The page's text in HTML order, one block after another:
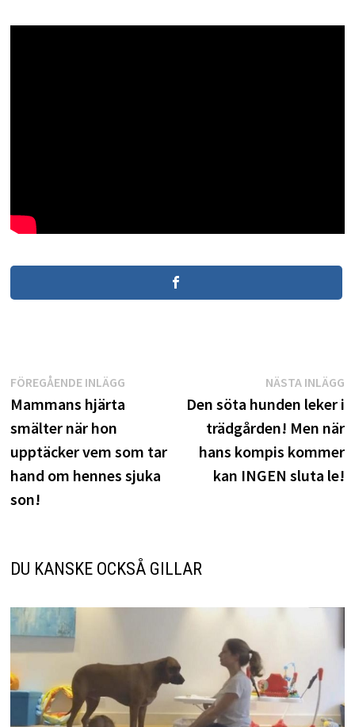
Inläggsnavigering
FÖREGÅENDE INLÄGGFöregående
inlägg:
Mammans hjärta
smälter när hon
upptäcker vem som tar
hand om hennes sjuka
son!
NÄSTA INLÄGG
Den söta hunden leker i
trädgården! Men när
hans kompis kommer
kan INGEN sluta le!
DU KANSKE OCKSÅ GILLAR